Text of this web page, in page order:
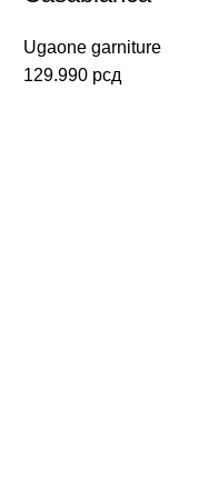
Ugaone garniture
129.990 рсд